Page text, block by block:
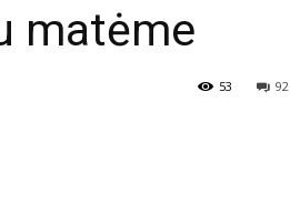
matėme
92
53